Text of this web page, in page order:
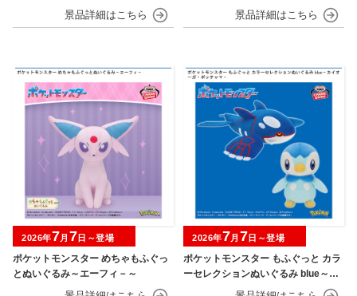
ポケットモンスター めちゃもふぐっ
とぬいぐるみ～エーフィ－～
2026年7月 7日～登場
ポケットモンスター もふぐっと カラ
ーセレクションぬいぐるみ blue～カ
イオーガ・ポッチャマ～
2026年7月 7日～登場